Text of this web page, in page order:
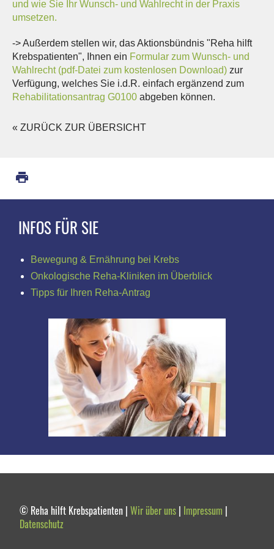
und wie Sie Ihr Wunsch- und Wahlrecht in der Praxis
umsetzen.
-> Außerdem stellen wir, das Aktionsbündnis "Reha hilft
Krebspatienten", Ihnen ein Formular zum Wunsch- und
Wahlrecht (pdf-Datei zum kostenlosen Download) zur
Verfügung, welches Sie i.d.R. einfach ergänzend zum
Rehabilitationsantrag G0100 abgeben können.
« ZURÜCK ZUR ÜBERSICHT
INFOS FÜR SIE
Bewegung & Ernährung bei Krebs
Onkologische Reha-Kliniken im Überblick
Tipps für Ihren Reha-Antrag
© Reha hilft Krebspatienten |Wir über uns | Impressum |
Datenschutz